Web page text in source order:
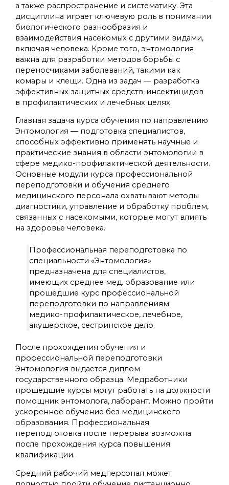
а также распространение и систематику. Эта
дисциплина играет ключевую роль в понимании
биологического разнообразия и
взаимодействия насекомых с другими видами,
включая человека. Кроме того, энтомология
важна для разработки методов борьбы с
переносчиками заболеваний, такими как
комары и клещи. Одна из задач — разработка
эффективных защитных средств-инсектицидов
в профилактических и лечебных целях.
Главная задача курса обучения по направлению
Энтомология — подготовка специалистов,
способных эффективно применять научные и
практические знания в области энтомологии в
сфере медико-профилактической деятельности.
Основные модули курса профессиональной
переподготовки и обучения среднего
медицинского персонала охватывают методы
диагностики, управление и обработку проблем,
связанных с насекомыми, которые могут влиять
на здоровье человека.
Профессиональная переподготовка по
специальности «Энтомология»
предназначена для специалистов,
имеющих среднее мед. образование или
прошедшие курс профессиональной
переподготовки по направлениям:
медико-профилактическое, лечебное,
акушерское, сестринское дело.
После прохождения обучения и
профессиональной переподготовки
Энтомология выдается диплом
государственного образца. Медработники
прошедшие курсы могут работать на должности
помощник энтомолога, лаборант. Можно пройти
ускоренное обучение без медицинского
образования. Профессиональная
переподготовка после перерыва возможна
после прохождения курса повышения
квалификации.
Средний рабочий медперсонал может